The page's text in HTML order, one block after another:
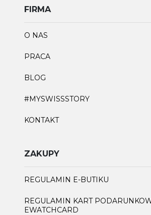
FIRMA
O NAS
PRACA
BLOG
#MYSWISSSTORY
KONTAKT
ZAKUPY
REGULAMIN E-BUTIKU
REGULAMIN KART
EWATCHCARD